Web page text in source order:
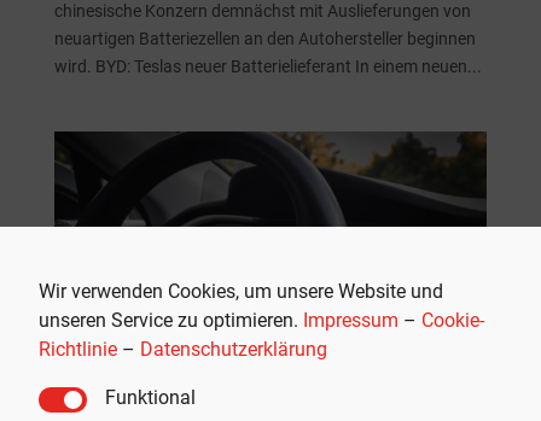
Wir verwenden Cookies, um unsere Website und
unseren Service zu optimieren. Impressum – Cookie-
Richtlinie – Datenschutzerklärung
Funktional
chinesische Konzern demnächst mit Auslieferungen von
neuartigen Batteriezellen an den Autohersteller beginnen
wird. BYD: Teslas neuer Batterielieferant In einem neuen...